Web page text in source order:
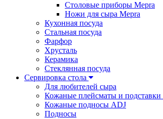
Столовые приборы Mepra
Ножи для сыра Mepra
Кухонная посуда
Стальная посуда
Фарфор
Хрусталь
Керамика
Стеклянная посуда
Сервировка стола
Для любителей сыра
Кожаные плейсматы и
Кожаные подносы ADJ
Подносы